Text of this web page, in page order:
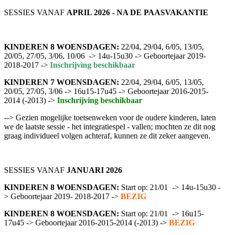
SESSIES VANAF APRIL 2026 - NA DE PAASVAKANTIE
KINDEREN 8 WOENSDAGEN: 22/04, 29/04, 6/05, 13/05,
20/05, 27/05, 3/06, 10/06 -> 14u-15u30 -> Geboortejaar 2019-
2018-2017 -> Inschrijving beschikbaar
KINDEREN 7 WOENSDAGEN: 22/04, 29/04, 6/05, 13/05,
20/05, 27/05, 3/06 -> 16u15-17u45 -> Geboortejaar 2016-2015-
2014 (-2013) -> Inschrijving beschikbaar
--> Gezien mogelijke toetsenweken voor de oudere kinderen, laten
we de laatste sessie - het integratiespel - vallen; mochten ze dit nog
graag individueel volgen achteraf, kunnen ze dit zeker aangeven.
SESSIES VANAF JANUARI 2026
KINDEREN 8 WOENSDAGEN: Start op: 21/01 -> 14u-15u30 -
> Geboortejaar 2019- 2018-2017 -> BEZIG
KINDEREN 8 WOENSDAGEN: Start op: 21/01 -> 16u15-
17u45 -> Geboortejaar 2016-2015-2014 (-2013) -> BEZIG